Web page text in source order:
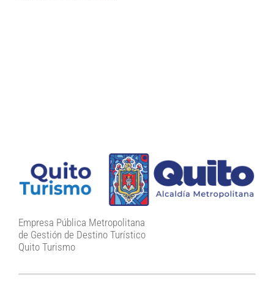
Empresa Pública Metropolitana
de Gestión de Destino Turístico
Quito Turismo